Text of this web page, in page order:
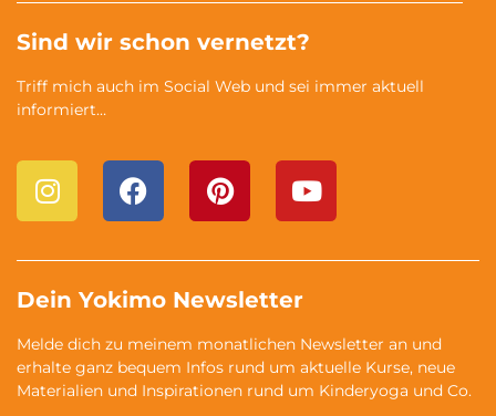
Sind wir schon vernetzt?
Triff mich auch im Social Web und sei immer aktuell
informiert…
Dein Yokimo Newsletter
Melde dich zu meinem monatlichen Newsletter an und
erhalte ganz bequem Infos rund um aktuelle Kurse, neue
Materialien und Inspirationen rund um Kinderyoga und Co.